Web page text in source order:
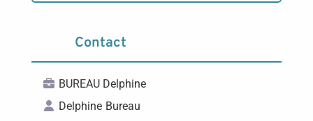
Contact
BUREAU Delphine
Delphine Bureau